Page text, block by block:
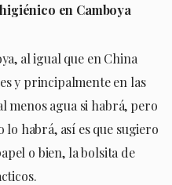
en Camboya
al igual que en China
y principalmente en las
menos agua si habrá, pero
habrá, así es que sugiero
o bien, la bolsita de